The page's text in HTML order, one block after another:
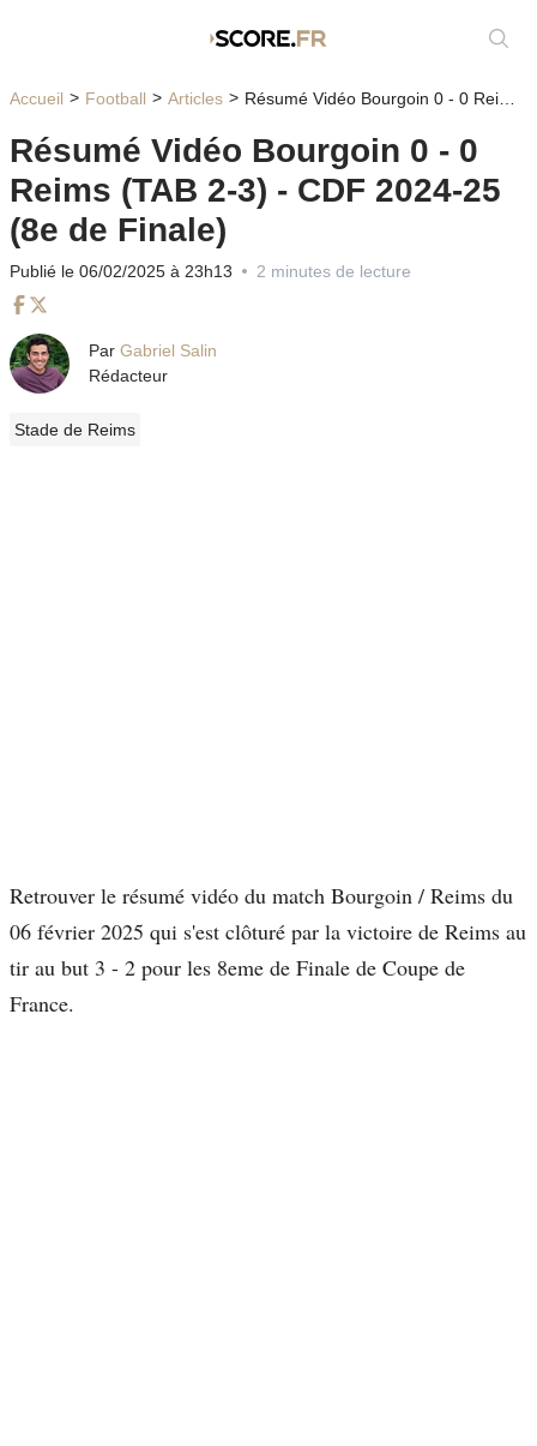
Accueil Football Articles Résumé Vidéo Bourgoin 0 - 0 Reims (TAB 2-3) - CDF 2024-25 (8e de Finale)
Résumé Vidéo Bourgoin 0 - 0
Reims (TAB 2-3) - CDF 2024-25
(8e de Finale)
Publié le 06/02/2025 à 23h13 2 minutes de lecture
Par Gabriel Salin
Rédacteur
Stade de Reims
Retrouver le résumé vidéo du match Bourgoin / Reims du
06 février 2025 qui s'est clôturé par la victoire de Reims au
tir au but 3 - 2 pour les 8eme de Finale de Coupe de
France.